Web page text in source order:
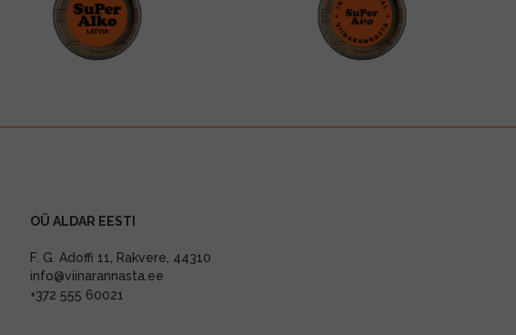
OÜ ALDAR EESTI
F. G. Adoffi 11, Rakvere, 44310
info@viinarannasta.ee
+372 555 60021